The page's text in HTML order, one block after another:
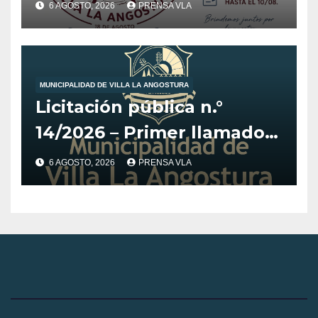
6 AGOSTO, 2026 PRENSA VLA
MUNICIPALIDAD DE VILLA LA ANGOSTURA
Licitación pública n.°
14/2026 – Primer llamado
para la adquisición de
vehículo adaptado para
6 AGOSTO, 2026 PRENSA VLA